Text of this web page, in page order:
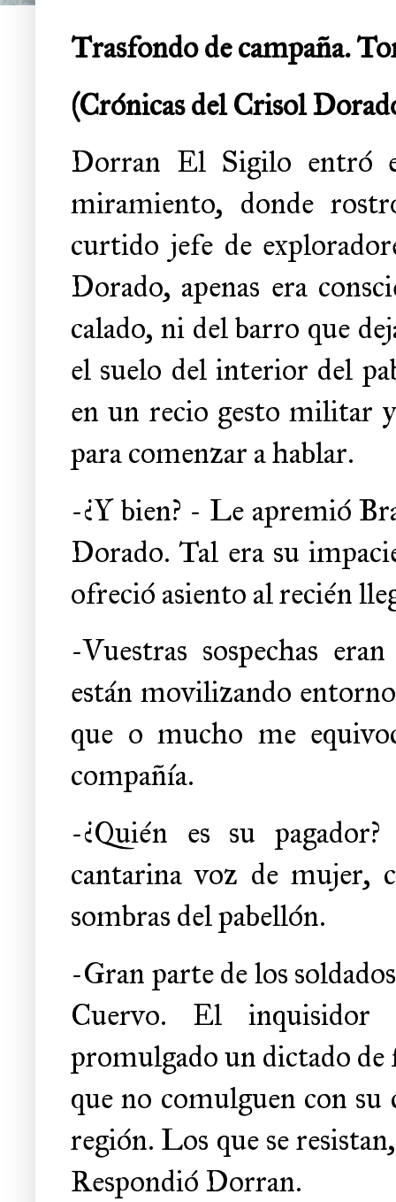
Trasfondo de campaña.
(Crónicas del Crisol
Dorran El Sigilo entró
miramiento, donde
curtido jefe de
Dorado, apenas era
calado, ni del barro que
el suelo del interior del
en un recio gesto militar
para comenzar a hablar.
-¿Y bien? - Le apremió
Dorado. Tal era su
ofreció asiento al recién
-Vuestras sospechas
están movilizando
que o mucho me
compañía.
-¿Quién es su
cantarina voz de mujer,
sombras del pabellón.
-Gran parte de los
Cuervo. El
promulgado un dictado de
que no comulguen con su
región. Los que se
Respondió Dorran.